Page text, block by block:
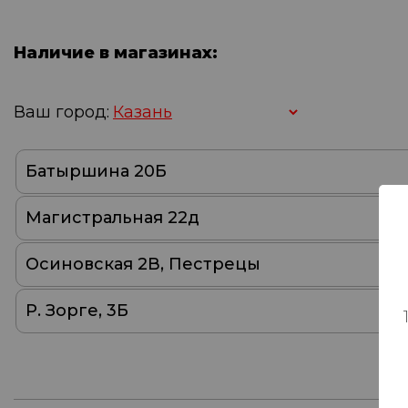
Наличие в магазинах:
Ваш город:
Батыршина 20Б
Магистральная 22д
Осиновская 2В, Пестрецы
Р. Зорге, 3Б